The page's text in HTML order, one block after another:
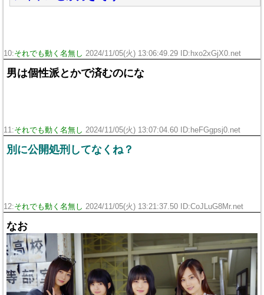
10:それでも動く名無し 2024/11/05(火) 13:06:49.29 ID:hxo2xGjX0.net
男は個性派とかで済むのにな
11:それでも動く名無し 2024/11/05(火) 13:07:04.60 ID:heFGgpsj0.net
別に公開処刑してなくね？
12:それでも動く名無し 2024/11/05(火) 13:21:37.50 ID:CoJLuG8Mr.net
なお